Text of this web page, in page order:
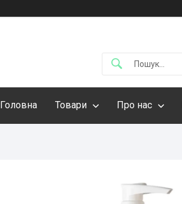
Головна Товари Про нас